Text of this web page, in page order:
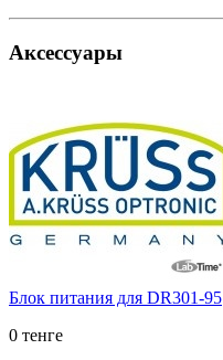
Аксессуары
Блок питания для DR301-95
0 тенге